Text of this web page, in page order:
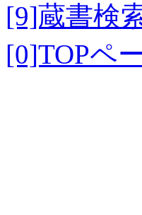
[9]蔵書検
[0]TOPペ